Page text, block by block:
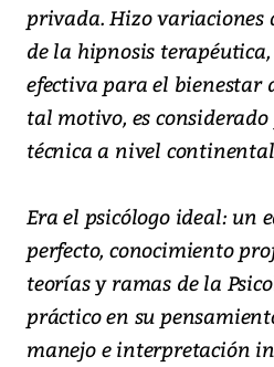
privada. Hizo
de la hipnosis
efectiva para el bienestar
tal motivo, es considerado
técnica a nivel
Era el psicólogo ideal: un
perfecto, conocimiento
teorías y ramas de la
práctico en su
manejo e interpretación